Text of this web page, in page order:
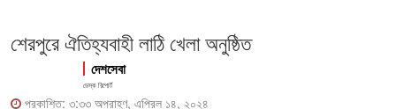
শেরপুরে ঐতিহ্যবাহী লাঠি খেলা অনুষ্ঠিত
দেশসেবা
ডেস্ক রিপোর্ট
প্রকাশিত: ৩:৩৩ অপরাহ্ণ, এপ্রিল ১৪, ২০২৪